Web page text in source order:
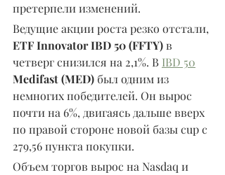
претерпели изменений.
Ведущие акции роста резко отстали,
ETF Innovator IBD 50 (FFTY) в
четверг снизился на 2,1%. В IBD 50
Medifast (MED) был одним из
немногих победителей. Он вырос
почти на 6%, двигаясь дальше вверх
по правой стороне новой базы cup с
279,56 пункта покупки.
Объем торгов вырос на Nasdaq и